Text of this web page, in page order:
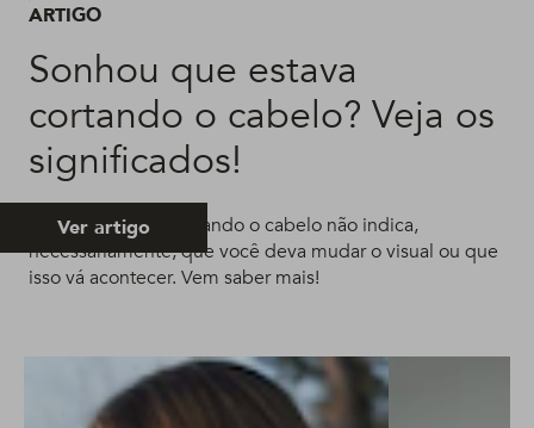
ARTIGO
Sonhou que estava
cortando o cabelo? Veja os
significados!
Sonhar que está cortando o cabelo não indica,
necessariamente, que você deva mudar o visual ou que
isso vá acontecer. Vem saber mais!
Ver artigo